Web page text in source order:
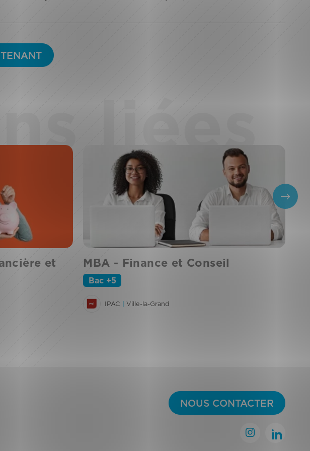
liées
et
MBA - Finance et Conseil
Bac +5
IPAC | Ville-la-Grand
NOUS CONTACTER